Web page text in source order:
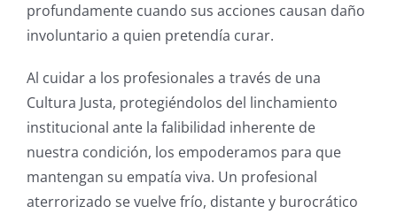
profundamente cuando sus acciones causan daño
involuntario a quien pretendía curar.
Al cuidar a los profesionales a través de una
Cultura Justa, protegiéndolos del linchamiento
institucional ante la falibilidad inherente de
nuestra condición, los empoderamos para que
mantengan su empatía viva. Un profesional
aterrorizado se vuelve frío, distante y burocrático